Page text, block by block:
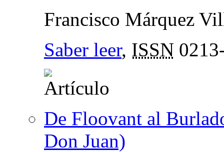
Francisco Márquez
Saber leer, ISSN
De Floovant al
Don Juan)